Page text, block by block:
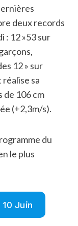
deux records
: 12 »53 sur
12 » sur
sa
de 106 cm
(+2,3m/s).
du
le plus
Juin